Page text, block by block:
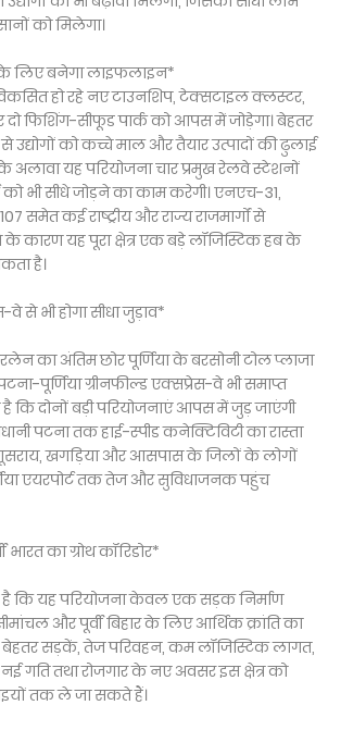
को मिलेगा।
के लिए बनेगा लाइफलाइन*
हो रहे नए टाउनशिप, टेक्सटाइल क्लस्टर,
दो फिशिंग-सीफूड पार्क को आपस में जोड़ेगा। बेहतर
को कच्चे माल और तैयार उत्पादों की ढुलाई
अलावा यह परियोजना चार प्रमुख रेलवे स्टेशनों
को भी सीधे जोड़ने का काम करेगी। एनएच-31,
समेत कई राष्ट्रीय और राज्य राजमार्गों से
कारण यह पूरा क्षेत्र एक बड़े लॉजिस्टिक हब के
है।
वे से भी होगा सीधा जुड़ाव*
का अंतिम छोर पूर्णिया के बरसोनी टोल प्लाजा
पूर्णिया ग्रीनफील्ड एक्सप्रेस-वे भी समाप्त
कि दोनों बड़ी परियोजनाएं आपस में जुड़ जाएंगी
पटना तक हाई-स्पीड कनेक्टिविटी का रास्ता
खगड़िया और आसपास के जिलों के लोगों
एयरपोर्ट तक तेज और सुविधाजनक पहुंच
का ग्रोथ कॉरिडोर*
है कि यह परियोजना केवल एक सड़क निर्माण
और पूर्वी बिहार के लिए आर्थिक क्रांति का
सड़कें, तेज परिवहन, कम लॉजिस्टिक लागत,
गति तथा रोजगार के नए अवसर इस क्षेत्र को
तक ले जा सकते हैं।